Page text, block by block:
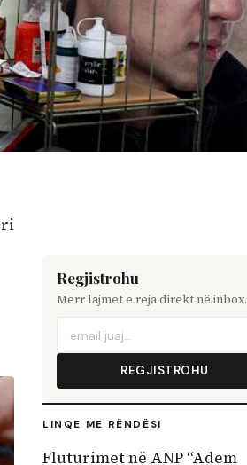
Regjistrohu
Merr lajmet e reja direkt në inbox.
REGJISTROHU
LINQE ME RËNDËSI
Fluturimet në ANP “Adem